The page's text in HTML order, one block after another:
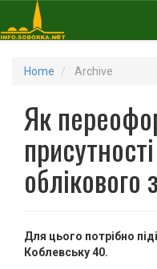
Home Archive
Як
облікового
Для цього потрібно
Коблевську 40.